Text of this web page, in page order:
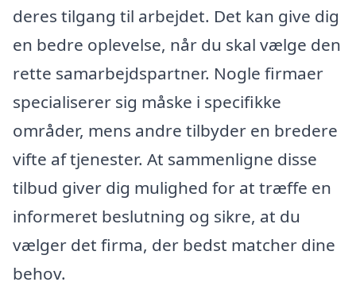
deres tilgang til arbejdet. Det kan give dig
en bedre oplevelse, når du skal vælge den
rette samarbejdspartner. Nogle firmaer
specialiserer sig måske i specifikke
områder, mens andre tilbyder en bredere
vifte af tjenester. At sammenligne disse
tilbud giver dig mulighed for at træffe en
informeret beslutning og sikre, at du
vælger det firma, der bedst matcher dine
behov.